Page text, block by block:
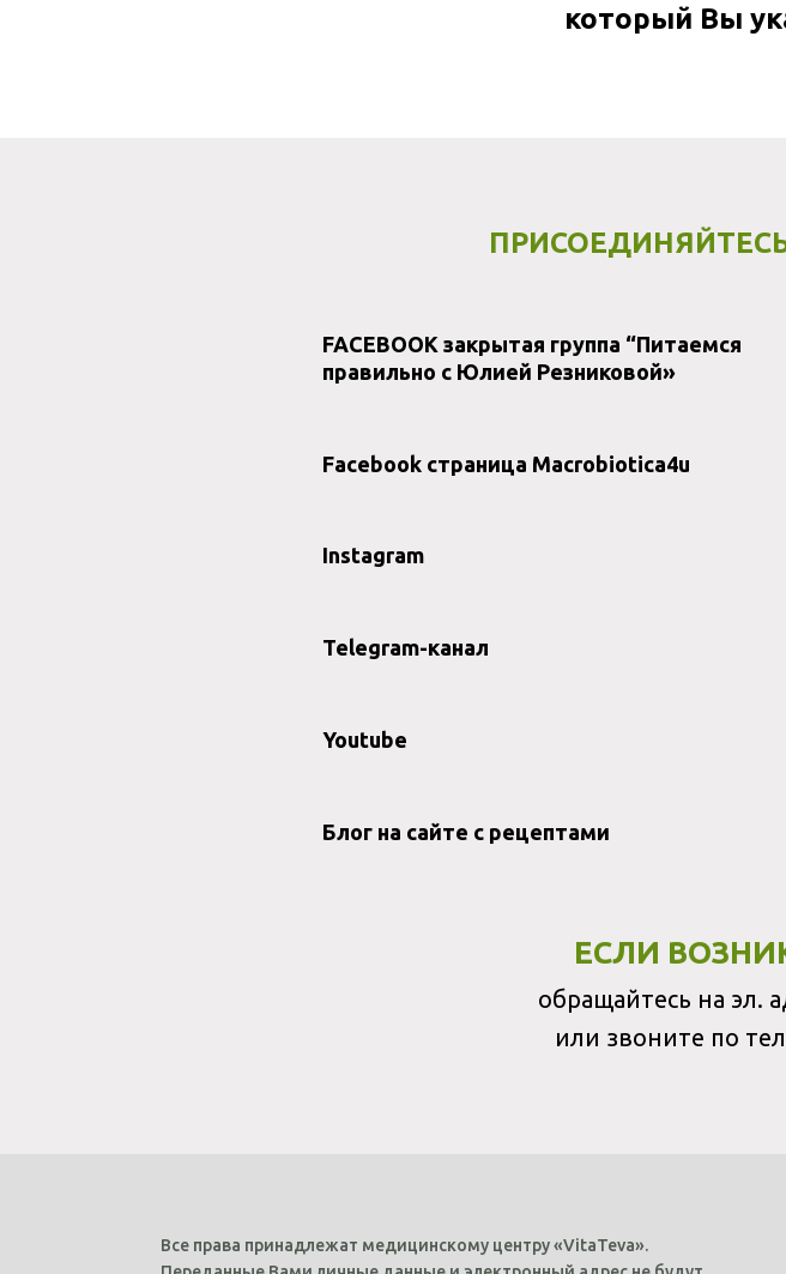
который Вы
FACEBOOK закрытая группа “Питаемся
правильно с Юлией Резниковой»
Facebook страница Macrobiotica4u
Instagram
Telegram-канал
Youtube
Блог на сайте с рецептами
ЕСЛИ
обращайтесь на эл.
или звоните по
Все права принадлежат медицинскому центру «VitaTeva».